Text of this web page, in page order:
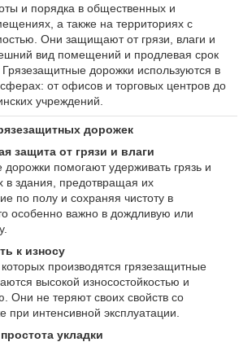
и порядка в общественных и
а также на территориях с
Они защищают от грязи, влаги и
вид помещений и продлевая срок
дорожки используются в
от офисов и торговых центров до
учреждений.
дорожек
защита от грязи и влаги
дорожки помогают удерживать грязь и
в здания, предотвращая их
по полу и сохраняя чистоту в
особенно важно в дождливую или
к износу
производятся грязезащитные
высокой износостойкостью и
Они не теряют своих свойств со
интенсивной эксплуатации.
укладки